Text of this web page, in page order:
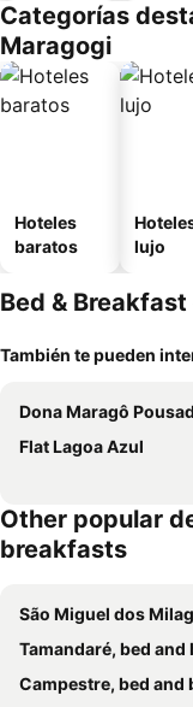
Categorías
Maragogi
Hoteles
baratos
lujo
Bed &
También te pueden
Dona Maragô
Flat Lagoa Azul
Other popular
breakfasts
São Miguel dos Milagres, bed and
Tamandaré, bed and
Campestre, bed and